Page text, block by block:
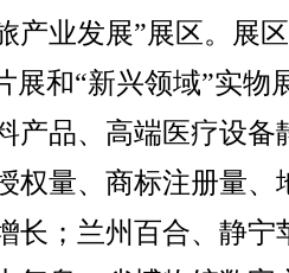
产业发展”展区。展
展和“新兴领域”实物
产品、高端医疗设备
权量、商标注册量、
长；兰州百合、静宁